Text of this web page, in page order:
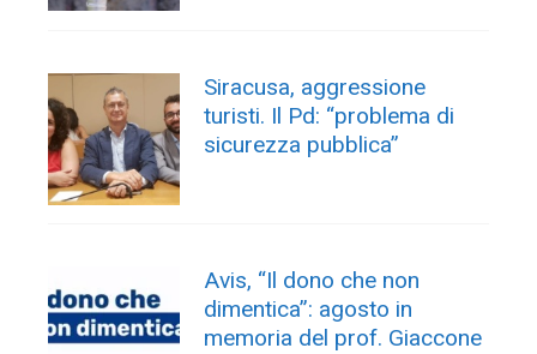
Siracusa, aggressione
turisti. Il Pd: “problema di
sicurezza pubblica”
Avis, “Il dono che non
dimentica”: agosto in
memoria del prof. Giaccone